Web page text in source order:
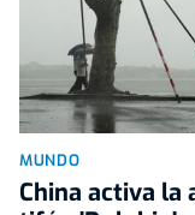
MUNDO
China activa